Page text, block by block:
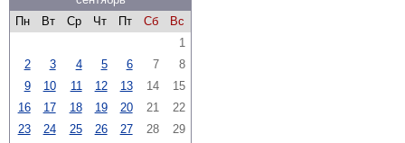
Пн
Вт Ср Чт Пт Сб
Вс
1
2
3 4 5 6 7
8
9
10 11 12 13 14
15
16
17 18 19 20 21
22
23
24 25 26 27 28
29